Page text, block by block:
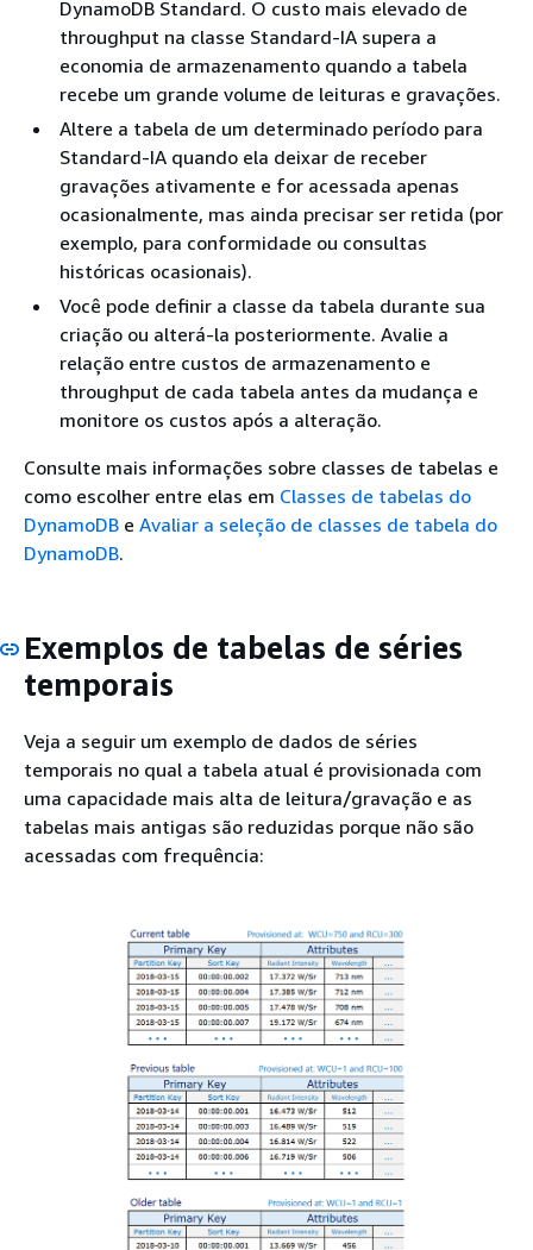
DynamoDB Standard. O custo mais elevado de
throughput na classe Standard-IA supera a
economia de armazenamento quando a tabela
recebe um grande volume de leituras e gravações.
Altere a tabela de um determinado período para
Standard-IA quando ela deixar de receber
gravações ativamente e for acessada apenas
ocasionalmente, mas ainda precisar ser retida (por
exemplo, para conformidade ou consultas
históricas ocasionais).
Você pode definir a classe da tabela durante sua
criação ou alterá-la posteriormente. Avalie a
relação entre custos de armazenamento e
throughput de cada tabela antes da mudança e
monitore os custos após a alteração.
Consulte mais informações sobre classes de tabelas e
como escolher entre elas em Classes de tabelas do
DynamoDB e Avaliar a seleção de classes de tabela do
DynamoDB.
Exemplos de tabelas de séries
temporais
Veja a seguir um exemplo de dados de séries
temporais no qual a tabela atual é provisionada com
uma capacidade mais alta de leitura/gravação e as
tabelas mais antigas são reduzidas porque não são
acessadas com frequência: